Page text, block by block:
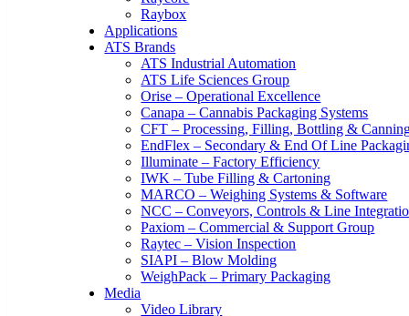
Raybox
Applications
ATS Brands
ATS Industrial Automation
ATS Life Sciences Group
Orise – Operational Excellence
Canapa – Cannabis Packaging Systems
CFT – Processing, Filling, Bottling &
EndFlex – Secondary & End Of Line
Illuminate – Factory Efficiency
IWK – Tube Filling & Cartoning
MARCO – Weighing Systems & Software
NCC – Conveyors, Controls & Line
Paxiom – Commercial & Support Group
Raytec – Vision Inspection
SIAPI – Blow Molding
WeighPack – Primary Packaging
Media
Video Library